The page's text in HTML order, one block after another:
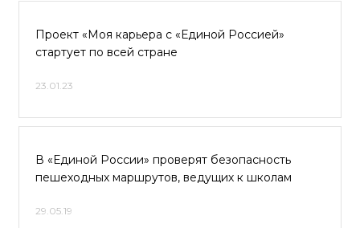
Проект «Моя карьера с «Единой Россией»
стартует по всей стране
23.01.23
В «Единой России» проверят безопасность
пешеходных маршрутов, ведущих к школам
29.05.19